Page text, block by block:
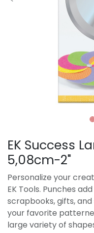
EK Success
5,08cm-2"
Personalize your
EK Tools. Punches
scrapbooks, gifts,
your favorite
large variety of